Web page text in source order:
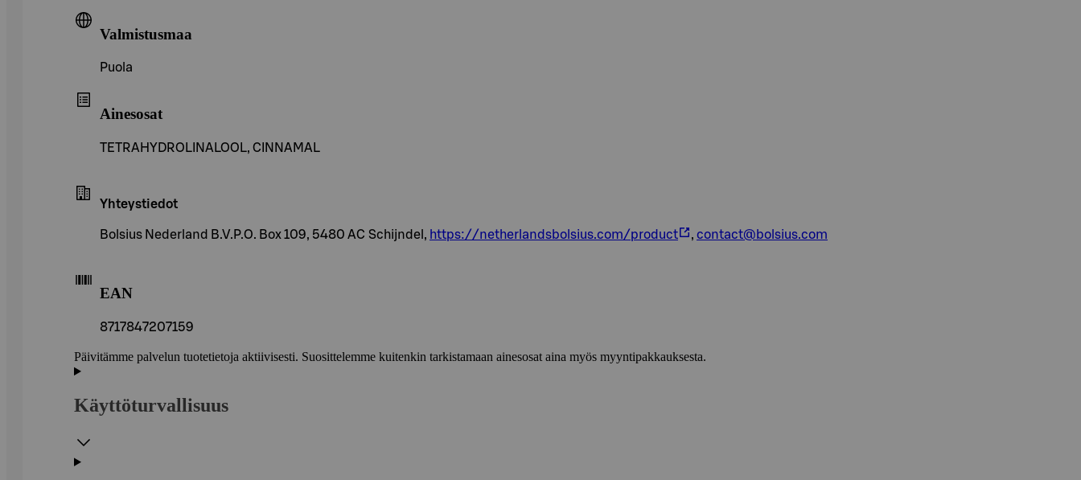
Valmistusmaa
Puola
Ainesosat
TETRAHYDROLINALOOL, CINNAMAL
Yhteystiedot
Bolsius Nederland B.V.P.O. Box 109, 5480 AC Schijndel, https://netherlandsbolsius.com/product , contact@bolsius.com
EAN
8717847207159
Päivitämme palvelun tuotetietoja aktiivisesti. Suosittelemme kuitenkin tarkistamaan ainesosat aina myös myyntipakkauksesta.
Käyttöturvallisuus